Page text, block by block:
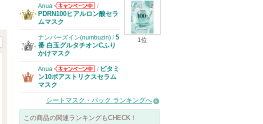
1位
Anua
Anuaからのお
知らせがありま
/
PDRN100ヒアルロン酸セラ
ムマスク
ナンバーズイン(numbuzin) / 5
番 白玉グルタチオンCふり
かけマスク
Anua
Anuaからのお
知らせがありま
/ ビタミ
ン10ポアストリクスセラム
マスク
シートマスク・パック ランキングへ
この商品の関連ランキングもCHECK！